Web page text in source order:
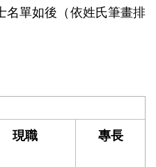
名單如後（依姓氏筆畫排
現職 專長